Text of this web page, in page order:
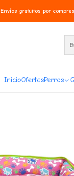
InicioOfertasPerros
Envíos gratuitos por